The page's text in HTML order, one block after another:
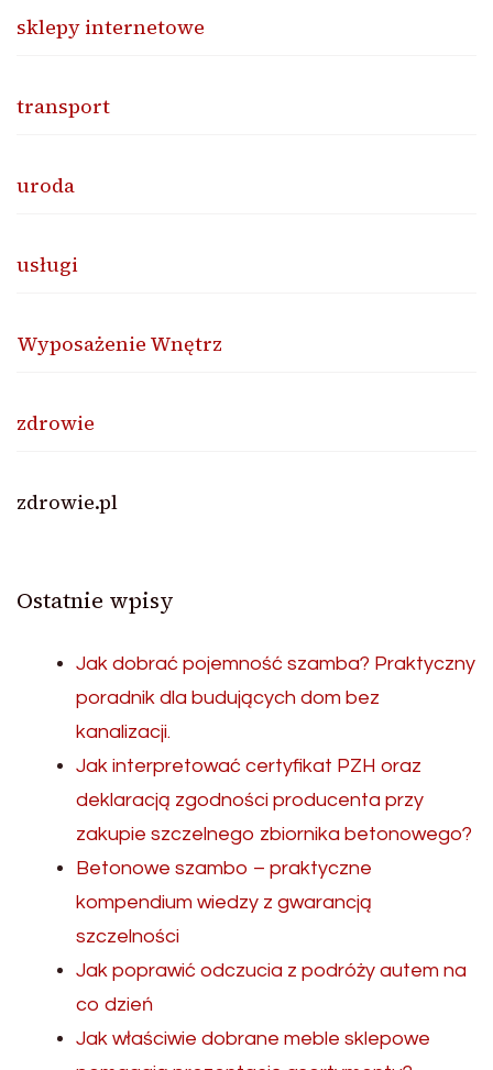
sklepy internetowe
transport
uroda
usługi
Wyposażenie Wnętrz
zdrowie
zdrowie.pl
Ostatnie wpisy
Jak dobrać pojemność szamba? Praktyczny
poradnik dla budujących dom bez
kanalizacji.
Jak interpretować certyfikat PZH oraz
deklaracją zgodności producenta przy
zakupie szczelnego zbiornika betonowego?
Betonowe szambo – praktyczne
kompendium wiedzy z gwarancją
szczelności
Jak poprawić odczucia z podróży autem na
co dzień
Jak właściwie dobrane meble sklepowe